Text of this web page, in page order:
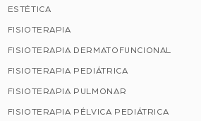
ESTÉTICA
FISIOTERAPIA
FISIOTERAPIA DERMATOFUNCIONAL
FISIOTERAPIA PEDIÁTRICA
FISIOTERAPIA PULMONAR
FISIOTERAPIA PÉLVICA PEDIÁTRICA